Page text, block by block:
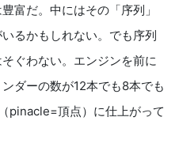
富だ。中にはその「序列」
るかもしれない。でも序列
ぐわない。エンジンを前に
ダーの数が12本でも8本でも
pinacle=頂点）に仕上がって